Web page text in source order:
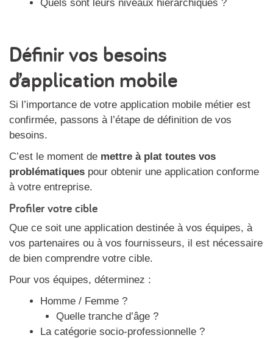
Quels sont leurs niveaux hiérarchiques ?
Définir vos besoins
d’application mobile
Si l’importance de votre application mobile métier est
confirmée, passons à l’étape de définition de vos
besoins.
C’est le moment de mettre à plat toutes vos
problématiques pour obtenir une application conforme
à votre entreprise.
Profiler votre cible
Que ce soit une application destinée à vos équipes, à
vos partenaires ou à vos fournisseurs, il est nécessaire
de bien comprendre votre cible.
Pour vos équipes, déterminez :
Homme / Femme ?
Quelle tranche d’âge ?
La catégorie socio-professionnelle ?